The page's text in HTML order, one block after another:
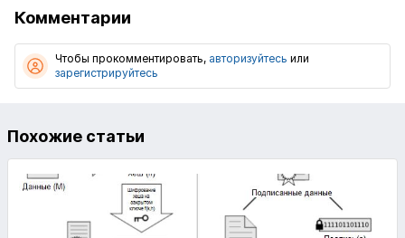
Комментарии
Чтобы прокомментировать, авторизуйтесь или
зарегистрируйтесь
Похожие статьи